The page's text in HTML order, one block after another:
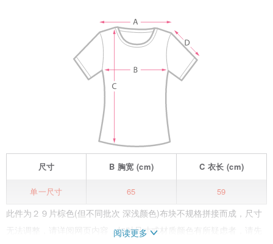
尺寸 B 胸宽 (cm) C 衣长 (cm)
单一尺寸 65 59
此件为２９片棕色(但不同批次 深浅颜色)布块不规格拼接而成，尺寸
无法调整，请详阅网页内容，如对尺寸或材质颜色有所疑虑者，请先
阅读更多